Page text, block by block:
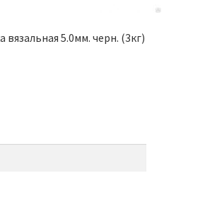
вязальная 5.0мм. черн. (3кг)